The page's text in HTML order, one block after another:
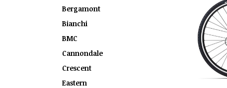
Bergamont
Bianchi
BMC
Cannondale
Crescent
Eastern